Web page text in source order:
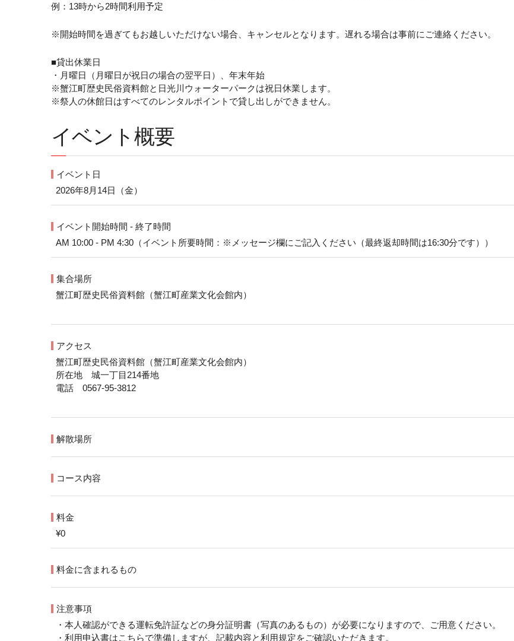
例：13時から2時間利用予定
※開始時間を過ぎてもお越しいただけない場合、キャンセルとなります。遅れる場合は事前にご連絡ください。
■貸出休業日
・月曜日（月曜日が祝日の場合の翌平日）、年末年始
※蟹江町歴史民俗資料館と日光川ウォーターパークは祝日休業します。
※祭人の休館日はすべてのレンタルポイントで貸し出しができません。
イベント概要
イベント日
2026年8月14日（金）
イベント開始時間 - 終了時間
AM 10:00 - PM 4:30（イベント所要時間：※メッセージ欄にご記入ください（最終返却時間は16:30分です））
集合場所
蟹江町歴史民俗資料館（蟹江町産業文化会館内）
アクセス
蟹江町歴史民俗資料館（蟹江町産業文化会館内）
所在地 城一丁目214番地
電話 0567-95-3812
解散場所
コース内容
料金
¥0
料金に含まれるもの
注意事項
・本人確認ができる運転免許証などの身分証明書（写真のあるもの）が必要になりますので、ご用意ください。
・利用申込書はこちらで準備しますが、記載内容と利用規定をご確認いただきます。